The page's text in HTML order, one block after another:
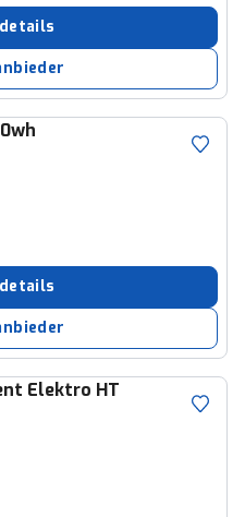
Elektro HT